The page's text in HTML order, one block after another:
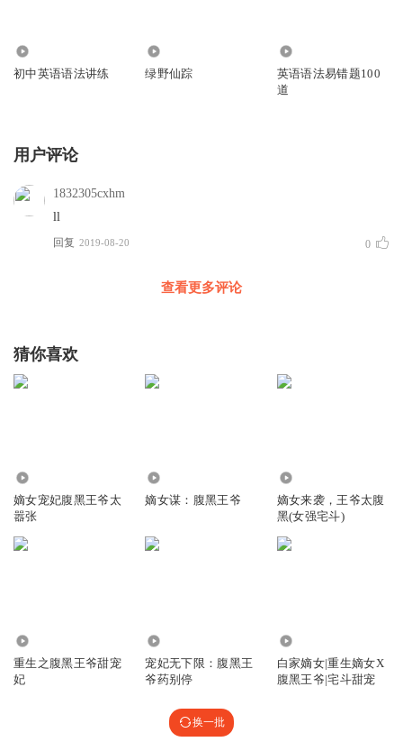
初中英语语法讲练 绿野仙踪
英语语法易错题100
道
用户评论
1832305cxhm
ll
回复 2019-08-20 0
查看更多评论
猜你喜欢
嫡女宠妃腹黑王爷太
嚣张
嫡女谋：腹黑王爷
嫡女来袭，王爷太腹
黑(女强宅斗)
重生之腹黑王爷甜宠
妃
宠妃无下限：腹黑王
爷药别停
白家嫡女|重生嫡女X
腹黑王爷|宅斗甜宠
换一批